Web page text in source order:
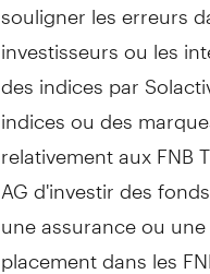
investisseurs ou les
des indices par
indices ou des
relativement aux
AG d'investir des
une assurance ou
placement dans les